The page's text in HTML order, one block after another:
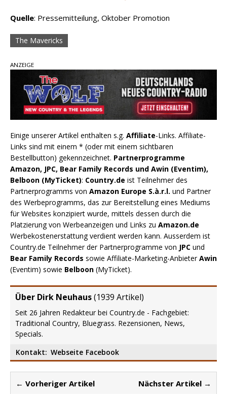
Quelle: Pressemitteilung, Oktober Promotion
The Mavericks
ANZEIGE
Einige unserer Artikel enthalten s.g. Affiliate-Links. Affiliate-
Links sind mit einem * (oder mit einem sichtbaren
Bestellbutton) gekennzeichnet. Partnerprogramme
Amazon, JPC, Bear Family Records und Awin (Eventim),
Belboon (MyTicket): Country.de ist Teilnehmer des
Partnerprogramms von Amazon Europe S.à.r.l. und Partner
des Werbeprogramms, das zur Bereitstellung eines Mediums
für Websites konzipiert wurde, mittels dessen durch die
Platzierung von Werbeanzeigen und Links zu Amazon.de
Werbekostenerstattung verdient werden kann. Ausserdem ist
Country.de Teilnehmer der Partnerprogramme von JPC und
Bear Family Records sowie Affiliate-Marketing-AnbieterAwin
(Eventim) sowie Belboon (MyTicket).
Über Dirk Neuhaus(1939 Artikel)
Seit 26 Jahren Redakteur bei Country.de - Fachgebiet:
Traditional Country, Bluegrass. Rezensionen, News,
Specials.
Kontakt: Webseite Facebook
← Vorheriger Artikel Nächster Artikel →